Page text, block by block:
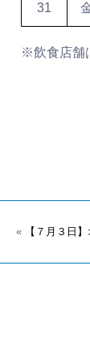
31
※飲食店舗
« 【７月３日